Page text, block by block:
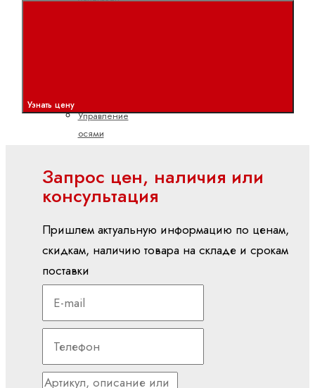
Управление
осями
Мобильная гидравлика
Насосы
поршневые
насосы
Героторные
насосы
с
внешним
Узнать цену
Запрос цен, наличия или
консультация
Пришлем актуальную информацию по ценам,
скидкам, наличию товара на складе и срокам
поставки